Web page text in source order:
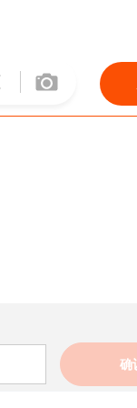
确